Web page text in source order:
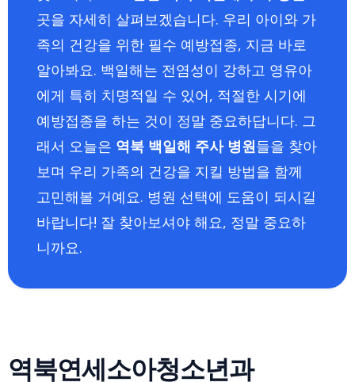
곳을 자세히 살펴보겠습니다. 우리 아이와 가
족의 건강을 위한 필수 예방접종, 지금 바로
알아봐요. 백일해는 전염성이 강하고 영유아
에게 특히 치명적일 수 있어, 적절한 시기에
예방접종을 하는 것이 정말 중요하답니다. 그
래서 오늘은 역북 백일해 주사 병원들을 찾아
보며 우리 가족의 건강을 지킬 방법을 함께
고민해볼 거예요. 병원 선택에 도움이 되시길
바랍니다! 잘 찾아보셔야 해요, 정말 중요하
니까요.
역북연세소아청소년과